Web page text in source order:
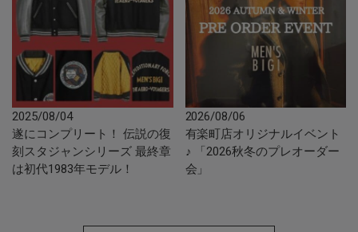
2025/08/04
遂にコンプリート！ 伝説の復
刻スタジャンシリーズ 最終章
は初代1983年モデル！
2026/08/06
有楽町店オリジナルイベント
♪ 「2026秋冬のプレオーダー
会」